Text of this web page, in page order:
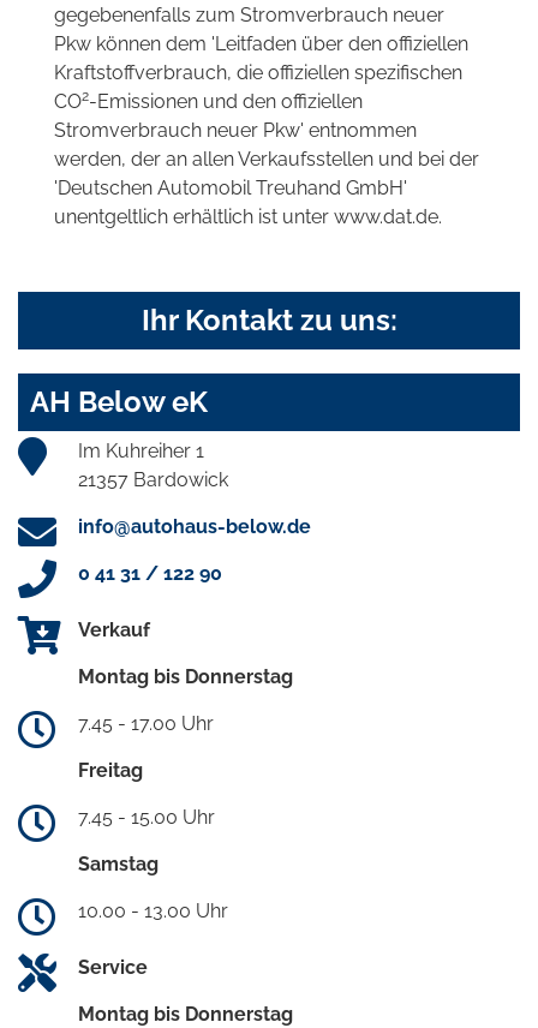
gegebenenfalls zum Stromverbrauch neuer
Pkw können dem 'Leitfaden über den offiziellen
Kraftstoffverbrauch, die offiziellen spezifischen
CO2-Emissionen und den offiziellen
Stromverbrauch neuer Pkw' entnommen
werden, der an allen Verkaufsstellen und bei der
'Deutschen Automobil Treuhand GmbH'
unentgeltlich erhältlich ist unter www.dat.de.
Ihr Kontakt zu uns:
AH Below eK
Im Kuhreiher 1
21357 Bardowick
info@autohaus-below.de
0 41 31 / 122 90
Verkauf
Montag bis Donnerstag
7.45 - 17.00 Uhr
Freitag
7.45 - 15.00 Uhr
Samstag
10.00 - 13.00 Uhr
Service
Montag bis Donnerstag